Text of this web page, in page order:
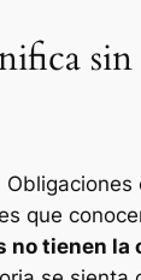
Obligaciones
que
no tienen